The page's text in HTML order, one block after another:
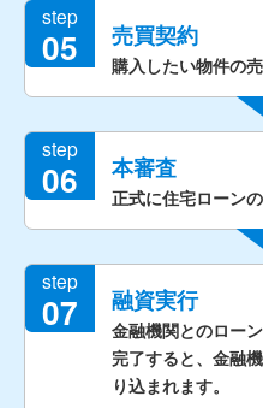
step
05 売買契約
購入したい物件の
step
06 本審査
正式に住宅ローン
step
07 融資実行
金融機関とのロー
完了すると、金融
り込まれます。